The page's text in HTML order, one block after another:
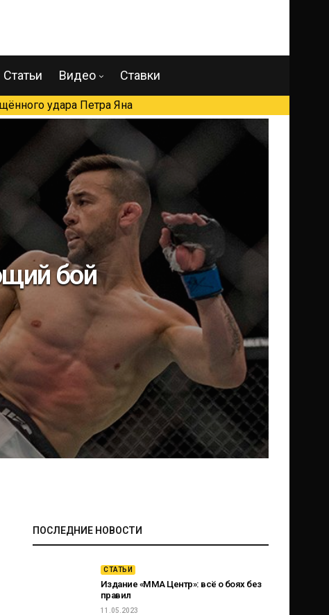
Статьи Видео Ставки
удара Петра Яна
бой
ПОСЛЕДНИЕ НОВОСТИ
СТАТЬИ
Издание «ММА Центр»: всё о боях без
правил
11.05.2023